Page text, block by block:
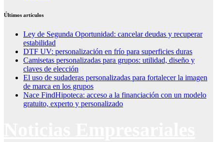
Últimos artículos
Ley de Segunda Oportunidad: cancelar deudas y recuperar
estabilidad
DTF UV: personalización en frío para superficies duras
Camisetas personalizadas para grupos: utilidad, diseño y
claves de elección
El uso de sudaderas personalizadas para fortalecer la imagen
de marca en los grupos
Nace FindHipoteca: acceso a la financiación con un modelo
gratuito, experto y personalizado